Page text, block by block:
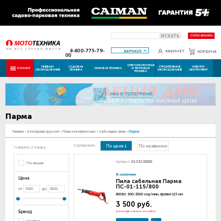
ИСКАТЬ СТАТУС РЕМОНТА
8-800-775-79-
00
БАРНАУЛ КАБИНЕТ КОРЗИНА
КАТАЛОГ ПНЕВМО
ОБОРУДОВАНИЕ
САДОВАЯ
ТЕХНИКА СИЛОВАЯ ТЕХНИКА
СНЕГОУБОРОЧНАЯ
И ТЕПЛОВАЯ
ТЕХНИКА
СТРОИТЕЛЬНОЕ
ОБОРУДОВАНИЕ
ЭЛЕКТРО
ИНСТРУМЕНТ
Парма
Главная - Электроинструмент - Пилы электрические - Сабельные пилы - Парма
Найдено 2 товара
По акции
Цена
от до
Бренд
Сортировать: По цене По названию
Артикул: 02.032.00001
В наличии
Пила сабельная Парма
ПС-01-115/800
800Вт, 900-3000 ход/мин, пропил 115 мм
3 500 руб.
Цена при заказе на сайте